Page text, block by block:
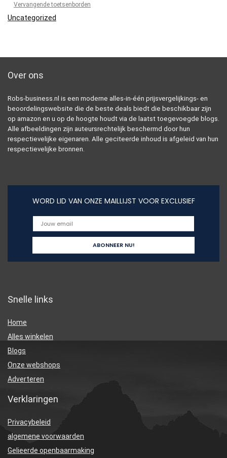
Vervangende toetsenborden
Uncategorized
Over ons
Robs-business.nl is een moderne alles-in-één prijsvergelijkings- en
beoordelingswebsite die de beste deals biedt die beschikbaar zijn
op amazon en u op de hoogte houdt via de laatst toegevoegde blogs.
Alle afbeeldingen zijn auteursrechtelijk beschermd door hun
respectievelijke eigenaren. Alle geciteerde inhoud is afgeleid van hun
respectievelijke bronnen.
WORD LID VAN ONZE MAILLIJST VOOR EXCLUSIEF
Snelle links
Home
Alles winkelen
Blogs
Onze webshops
Adverteren
Verklaringen
Privacybeleid
algemene voorwaarden
Gelieerde openbaarmaking